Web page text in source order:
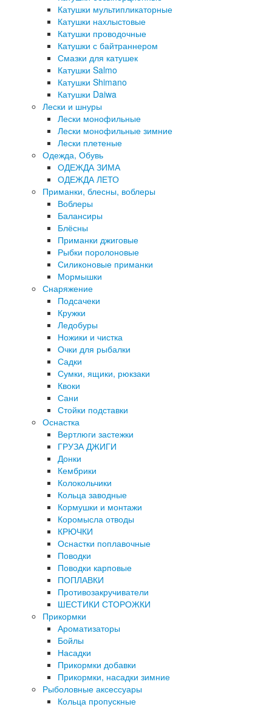
Катушки мультипликаторные
Катушки нахлыстовые
Катушки проводочные
Катушки с байтраннером
Смазки для катушек
Катушки Salmo
Катушки Shimano
Катушки Daiwa
Лески и шнуры
Лески монофильные
Лески монофильные зимние
Лески плетеные
Одежда, Обувь
ОДЕЖДА ЗИМА
ОДЕЖДА ЛЕТО
Приманки, блесны, воблеры
Воблеры
Балансиры
Блёсны
Приманки джиговые
Рыбки поролоновые
Силиконовые приманки
Мормышки
Снаряжение
Подсачеки
Кружки
Ледобуры
Ножики и чистка
Очки для рыбалки
Садки
Сумки, ящики, рюкзаки
Квоки
Сани
Стойки подставки
Оснастка
Вертлюги застежки
ГРУЗА ДЖИГИ
Донки
Кембрики
Колокольчики
Кольца заводные
Кормушки и монтажи
Коромысла отводы
КРЮЧКИ
Оснастки поплавочные
Поводки
Поводки карповые
ПОПЛАВКИ
Противозакручиватели
ШЕСТИКИ СТОРОЖКИ
Прикормки
Ароматизаторы
Бойлы
Насадки
Прикормки добавки
Прикормки, насадки зимние
Рыболовные аксессуары
Кольца пропускные